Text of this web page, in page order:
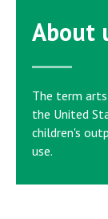
About
The term
the United
children's
use.